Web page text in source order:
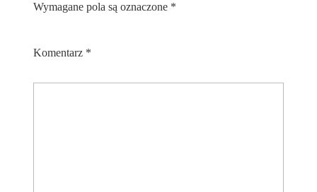
Wymagane pola są oznaczone *
Komentarz *